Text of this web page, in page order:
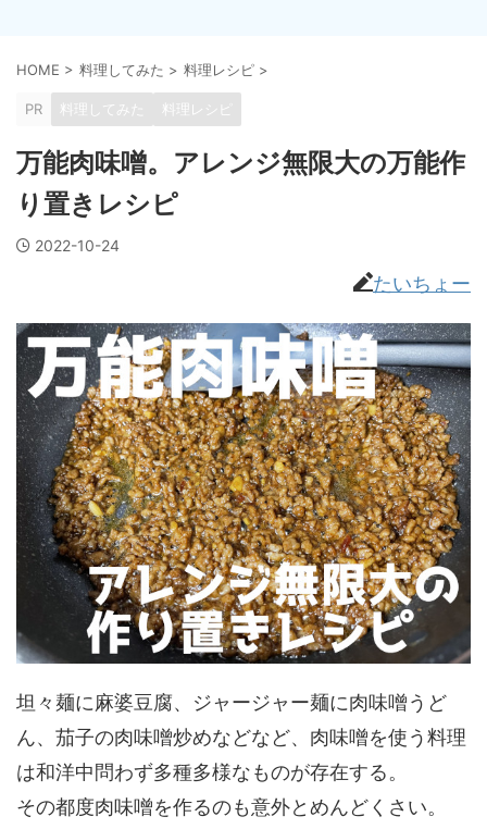
HOME > 料理してみた > 料理レシピ >
PR 料理してみた 料理レシピ
万能肉味噌。アレンジ無限大の万能作
り置きレシピ
2022-10-24
たいちょー
坦々麺に麻婆豆腐、ジャージャー麺に肉味噌うど
ん、茄子の肉味噌炒めなどなど、肉味噌を使う料理
は和洋中問わず多種多様なものが存在する。
その都度肉味噌を作るのも意外とめんどくさい。